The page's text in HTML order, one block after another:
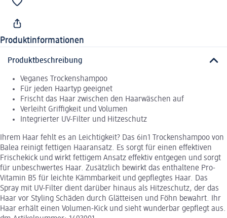
Produktinformationen
Produktbeschreibung
Veganes Trockenshampoo
Für jeden Haartyp geeignet
Frischt das Haar zwischen den Haarwäschen auf
Verleiht Griffigkeit und Volumen
Integrierter UV-Filter und Hitzeschutz
Ihrem Haar fehlt es an Leichtigkeit? Das 6in1 Trockenshampoo von
Balea reinigt fettigen Haaransatz. Es sorgt für einen effektiven
Frischekick und wirkt fettigem Ansatz effektiv entgegen und sorgt
für unbeschwertes Haar. Zusätzlich bewirkt das enthaltene Pro-
Vitamin B5 für leichte Kämmbarkeit und gepflegtes Haar. Das
Spray mit UV-Filter dient darüber hinaus als Hitzeschutz, der das
Haar vor Styling Schäden durch Glätteisen und Föhn bewahrt. Ihr
Haar erhält einen Volumen-Kick und sieht wunderbar gepflegt aus.